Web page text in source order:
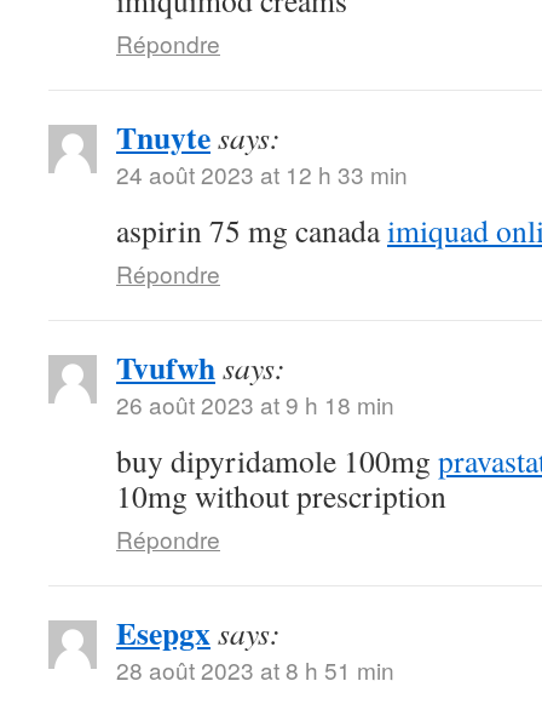
Répondre
Tnuytesays:
24 août 2023 at 12 h 33 min
aspirin 75 mg canadaimiquad
Répondre
Tvufwhsays:
26 août 2023 at 9 h 18 min
buy dipyridamole 100mg
10mg without prescription
Répondre
Esepgxsays:
28 août 2023 at 8 h 51 min